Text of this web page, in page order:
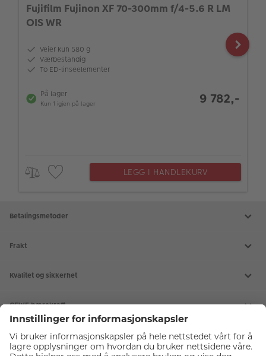
Fujifilm Fujinon XF 70-300mm f/4-5.6 R LM
OIS WR
Veier kun 580 g
Værbestandig
To ED-linseelementer
På lager
Kun 1 igjen på lager 9 782,-
LEGG I HANDLEKURV
Betalingsmetoder
Frakt
Kvalitet og sikkerhet
CEWE bærekraft
Tjenester
Kundeservice